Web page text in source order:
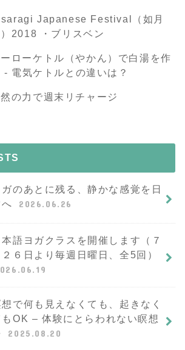
Japanese Festival（如月
2018 ・ブリスベン
ローケトル（やかん）で白湯を作
- 電気ケトルとの違いは？
然の力で週末リチャージ
ガのあとに残る、静かな感覚を日
2026.06.26
本語ヨガクラスを開催します（７
２６日より毎週日曜日、全5回）
想で何も見えなくても、起きなく
もOK – 体験にとらわれない瞑想
2025.08.20